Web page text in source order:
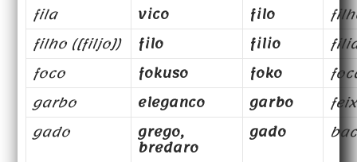
fila
vico filo
filho ([filjo])
filo filio
foco
fokuso foko
garbo
eleganco garbo
gado
grego,
bredaro
gado